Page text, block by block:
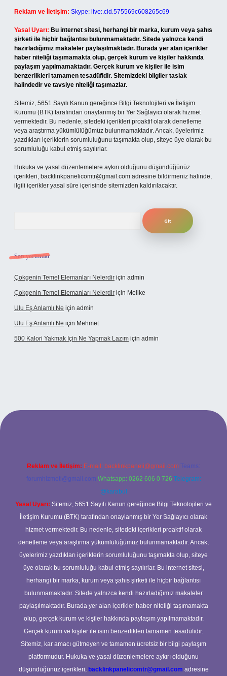
Reklam ve İletişim: Skype: live:.cid.575569c608265c69
Yasal Uyarı: Bu internet sitesi, herhangi bir marka, kurum veya şahıs
şirketi ile hiçbir bağlantısı bulunmamaktadır. Sitede yalnızca kendi
hazırladığımız makaleler paylaşılmaktadır. Burada yer alan içerikler
haber niteliği taşımamakta olup, gerçek kurum ve kişiler hakkında
paylaşım yapılmamaktadır. Gerçek kurum ve kişiler ile isim
benzerlikleri tamamen tesadüfidir. Sitemizdeki bilgiler taslak
halindedir ve tavsiye niteliği taşımazlar.
Sitemiz, 5651 Sayılı Kanun gereğince Bilgi Teknolojileri ve İletişim
Kurumu (BTK) tarafından onaylanmış bir Yer Sağlayıcı olarak hizmet
vermektedir. Bu nedenle, sitedeki içerikleri proaktif olarak denetleme
veya araştırma yükümlülüğümüz bulunmamaktadır. Ancak, üyelerimiz
yazdıkları içeriklerin sorumluluğunu taşımakta olup, siteye üye olarak bu
sorumluluğu kabul etmiş sayılırlar.
Hukuka ve yasal düzenlemelere aykırı olduğunu düşündüğünüz
içerikleri, backlinkpanelicomtr@gmail.com adresine bildirmeniz halinde,
ilgili içerikler yasal süre içerisinde sitemizden kaldırılacaktır.
Son yorumlar
Çokgenin Temel Elemanları Nelerdir için admin
Çokgenin Temel Elemanları Nelerdir için Melike
Ulu Eş Anlamlı Ne için admin
Ulu Eş Anlamlı Ne için Mehmet
500 Kalori Yakmak Için Ne Yapmak Lazım için admin
adresi
Reklam ve İletişim: E-mail: backlinkpaneli@gmail.com Teams:
forumhizmeti@gmail.com Whatsapp: 0262 606 0 726 Telegram:
@karabul
Yasal Uyarı: Sitemiz, 5651 Sayılı Kanun gereğince Bilgi Teknolojileri ve
İletişim Kurumu (BTK) tarafından onaylanmış bir Yer Sağlayıcı olarak
hizmet vermektedir. Bu nedenle, sitedeki içerikleri proaktif olarak
denetleme veya araştırma yükümlülüğümüz bulunmamaktadır. Ancak,
üyelerimiz yazdıkları içeriklerin sorumluluğunu taşımakta olup, siteye
üye olarak bu sorumluluğu kabul etmiş sayılırlar. Bu internet sitesi,
herhangi bir marka, kurum veya şahıs şirketi ile hiçbir bağlantısı
bulunmamaktadır. Sitede yalnızca kendi hazırladığımız makaleler
paylaşılmaktadır. Burada yer alan içerikler haber niteliği taşımamakta
olup, gerçek kurum ve kişiler hakkında paylaşım yapılmamaktadır.
Gerçek kurum ve kişiler ile isim benzerlikleri tamamen tesadüfidir.
Sitemiz, kar amacı gütmeyen ve tamamen ücretsiz bir bilgi paylaşım
platformudur. Hukuka ve yasal düzenlemelere aykırı olduğunu
düşündüğünüz içerikleri, backlinkpanelicomtr@gmail.com adresine